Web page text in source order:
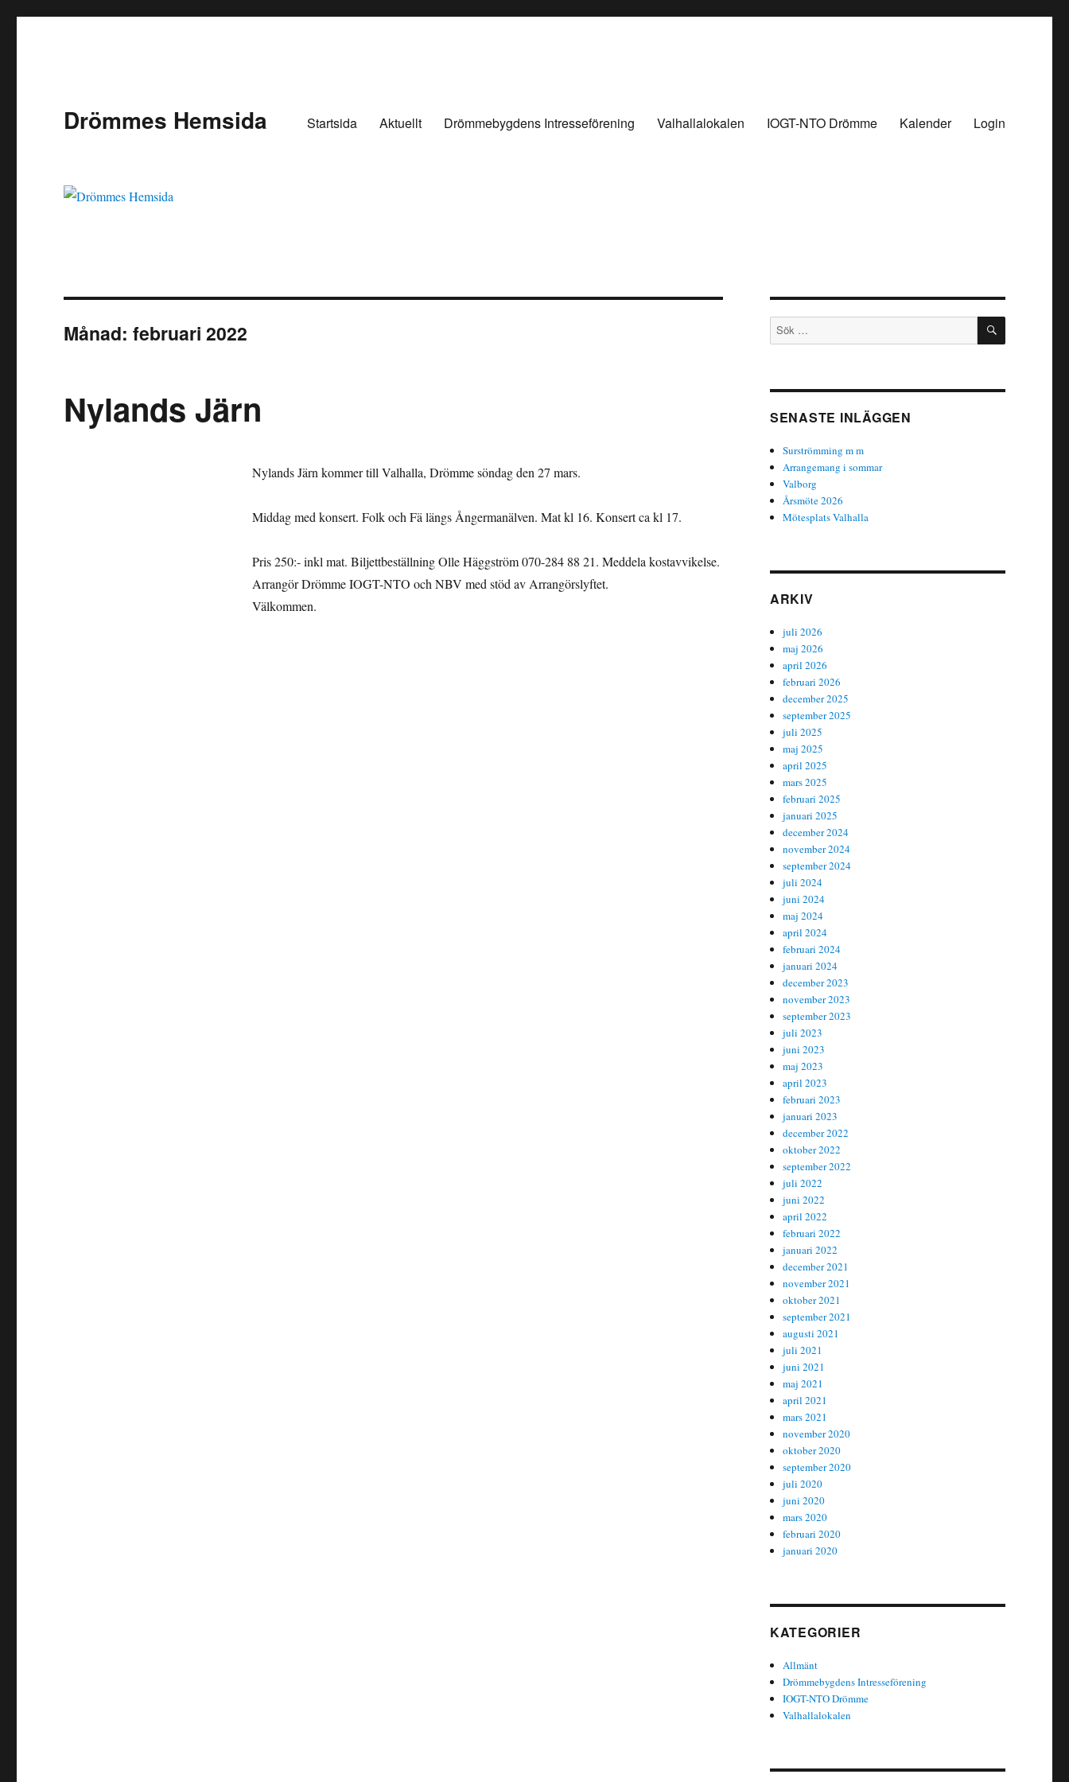
Drömmes Hemsida Startsida Aktuellt Drömmebygdens Intresseförening Valhallalokalen IOGT-NTO Drömme Kalender Login
Månad:februari 2022
Nylands Järn
Nylands Järn kommer till Valhalla, Drömme söndag den 27 mars.
Middag med konsert. Folk och Fä längs Ångermanälven. Mat kl 16. Konsert ca kl 17.
Pris 250:- inkl mat. Biljettbeställning Olle Häggström 070-284 88 21. Meddela kostavvikelse.
Arrangör Drömme IOGT-NTO och NBV med stöd av Arrangörslyftet.
Välkommen.
Sök
efter:
SÖK
SENASTE INLÄGGEN
Surströmming m m
Arrangemang i sommar
Valborg
Årsmöte 2026
Mötesplats Valhalla
ARKIV
juli 2026
maj 2026
april 2026
februari 2026
december 2025
september 2025
juli 2025
maj 2025
april 2025
mars 2025
februari 2025
januari 2025
december 2024
november 2024
september 2024
juli 2024
juni 2024
maj 2024
april 2024
februari 2024
januari 2024
december 2023
november 2023
september 2023
juli 2023
juni 2023
maj 2023
april 2023
februari 2023
januari 2023
december 2022
oktober 2022
september 2022
juli 2022
juni 2022
april 2022
februari 2022
januari 2022
december 2021
november 2021
oktober 2021
september 2021
augusti 2021
juli 2021
juni 2021
maj 2021
april 2021
mars 2021
november 2020
oktober 2020
september 2020
juli 2020
juni 2020
mars 2020
februari 2020
januari 2020
KATEGORIER
Allmänt
Drömmebygdens Intresseförening
IOGT-NTO Drömme
Valhallalokalen